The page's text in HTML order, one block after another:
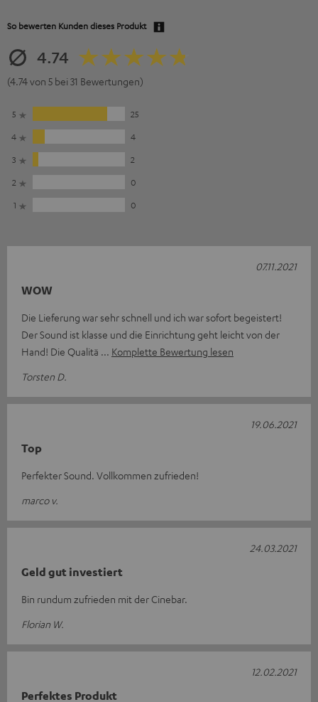
So bewerten Kunden dieses Produkt
4.74
(4.74 von 5 bei 31 Bewertungen)
5
25
4
4
3
2
2
0
1
0
WOW
Die Lieferung war sehr schnell und ich war sofort begeistert!
Der Sound ist klasse und die Einrichtung geht leicht von der
Hand! Die Qualitä
Komplette Bewertung lesen
Torsten D.
07.11.2021
Top
Perfekter Sound. Vollkommen zufrieden!
marco v.
19.06.2021
Geld gut investiert
Bin rundum zufrieden mit der Cinebar.
Florian W.
24.03.2021
Perfektes Produkt
12.02.2021